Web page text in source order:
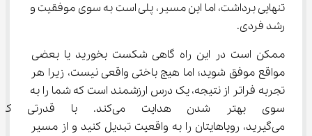
تنهایی برداشت، اما این مسیر، پلی است به سوی موفقیت و
رشد فردی.
ممکن است در این راه گاهی شکست بخورید یا بعضی
مواقع موفق شوید؛ اما هیچ باختی واقعی نیست، زیرا هر
تجربه فراتر از نتیجه، یک درس ارزشمند است که شما را به
سوی بهتر شدن هدایت
می‌گیرید، رویاهایتان را به واقعیت تبدیل کنید و از مسیر